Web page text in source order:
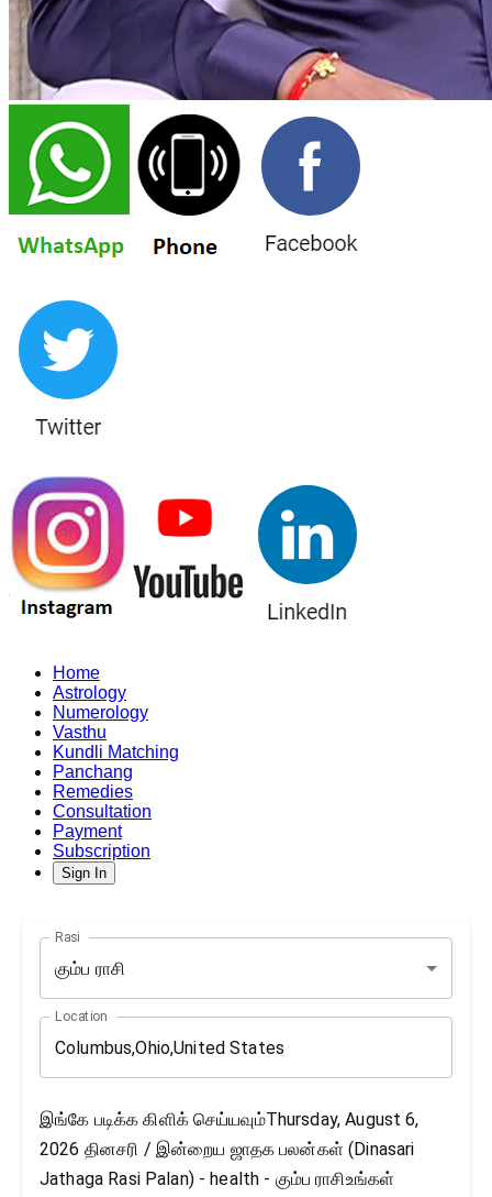
Home
Astrology
Numerology
Vasthu
Kundli Matching
Panchang
Remedies
Consultation
Payment
Subscription
Sign In
Rasi
கும்ப ராசி
Location
இங்கே படிக்க கிளிக் செய்யவும்Thursday, August 6,
2026 தினசரி / இன்றைய ஜாதக பலன்கள் (Dinasari
Jathaga Rasi Palan) - health - கும்ப ராசிஉங்கள்